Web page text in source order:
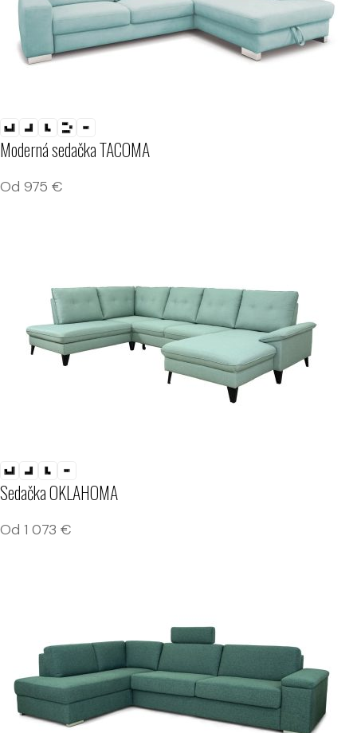
Moderná sedačka TACOMA
Od 975 €
Sedačka OKLAHOMA
Od 1 073 €